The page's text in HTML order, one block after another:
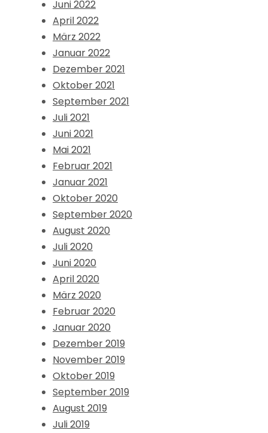
Juni 2022
April 2022
März 2022
Januar 2022
Dezember 2021
Oktober 2021
September 2021
Juli 2021
Juni 2021
Mai 2021
Februar 2021
Januar 2021
Oktober 2020
September 2020
August 2020
Juli 2020
Juni 2020
April 2020
März 2020
Februar 2020
Januar 2020
Dezember 2019
November 2019
Oktober 2019
September 2019
August 2019
Juli 2019